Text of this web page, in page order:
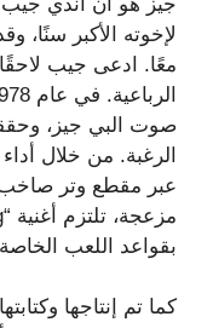
الرغبة. من خلال
عبر مقطع وتر
بقواعد اللعب
كما تم إنتاجها